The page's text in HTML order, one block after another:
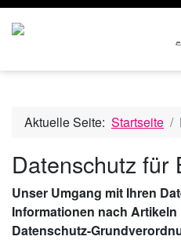
Aktuelle Seite: Startseite
Datenschutz für
Unser Umgang mit Ihren
Informationen nach Artikeln
Datenschutz-